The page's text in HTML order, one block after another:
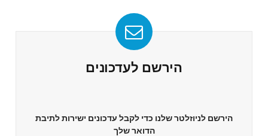
הירשם לעדכונים
הירשם לניוזלטר שלנו כדי לקבל עדכונים ישירות לתיבת
הדואר שלך